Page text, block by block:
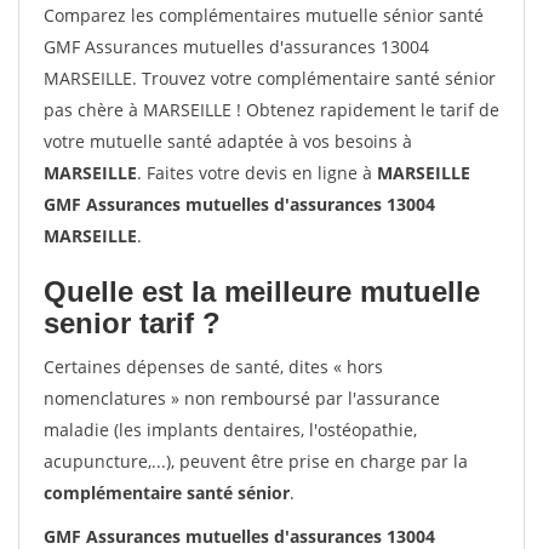
Comparez les complémentaires mutuelle sénior santé
GMF Assurances mutuelles d'assurances 13004
MARSEILLE. Trouvez votre complémentaire santé sénior
pas chère à MARSEILLE ! Obtenez rapidement le tarif de
votre mutuelle santé adaptée à vos besoins à
MARSEILLE. Faites votre devis en ligne à MARSEILLE
GMF Assurances mutuelles d'assurances 13004
MARSEILLE.
Quelle est la meilleure mutuelle
senior tarif ?
Certaines dépenses de santé, dites « hors
nomenclatures » non remboursé par l'assurance
maladie (les implants dentaires, l'ostéopathie,
acupuncture,...), peuvent être prise en charge par la
complémentaire santé sénior.
GMF Assurances mutuelles d'assurances 13004